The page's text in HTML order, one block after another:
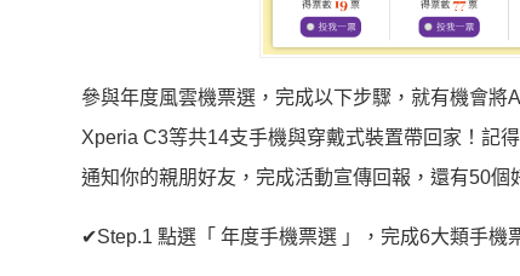
參與年度風雲機票選，完成以下步驟，就有機會
Xperia C3等共14支手機與穿戴式裝置帶回家！記
通知你的親朋好友，完成活動宣傳回報，還有50個
✔Step.1 點選「 年度手機票選 」，完成6大類手機